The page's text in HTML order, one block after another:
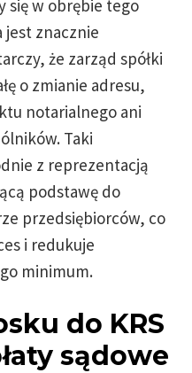
się w obrębie tego
jest znacznie
że zarząd spółki
o zmianie adresu,
notarialnego ani
Taki
z reprezentacją
podstawę do
przedsiębiorców, co
i redukuje
minimum.
do KRS
sądowe